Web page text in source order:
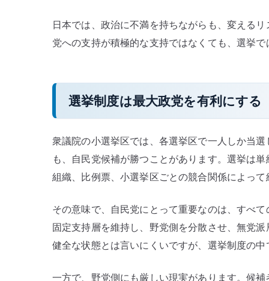
日本では、政治に不満を持ちながらも、変える
党への支持が積極的な支持ではなくても、選挙
選挙制度は最大政党を有利にする
衆議院の小選挙区では、各選挙区で一人しか当
も、自民党候補が勝つことがあります。選挙は
組織、比例票、小選挙区ごとの競合関係によっ
その意味で、自民党にとって重要なのは、すべ
固定支持層を維持し、野党側を分散させ、無党
健全な状態とは言いにくいですが、選挙制度の
一方で、野党側にも厳しい現実があります。候